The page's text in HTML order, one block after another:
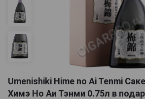
Umenishiki Hime no Ai Tenmi
Химэ Но Аи Тэнми 0.75л в